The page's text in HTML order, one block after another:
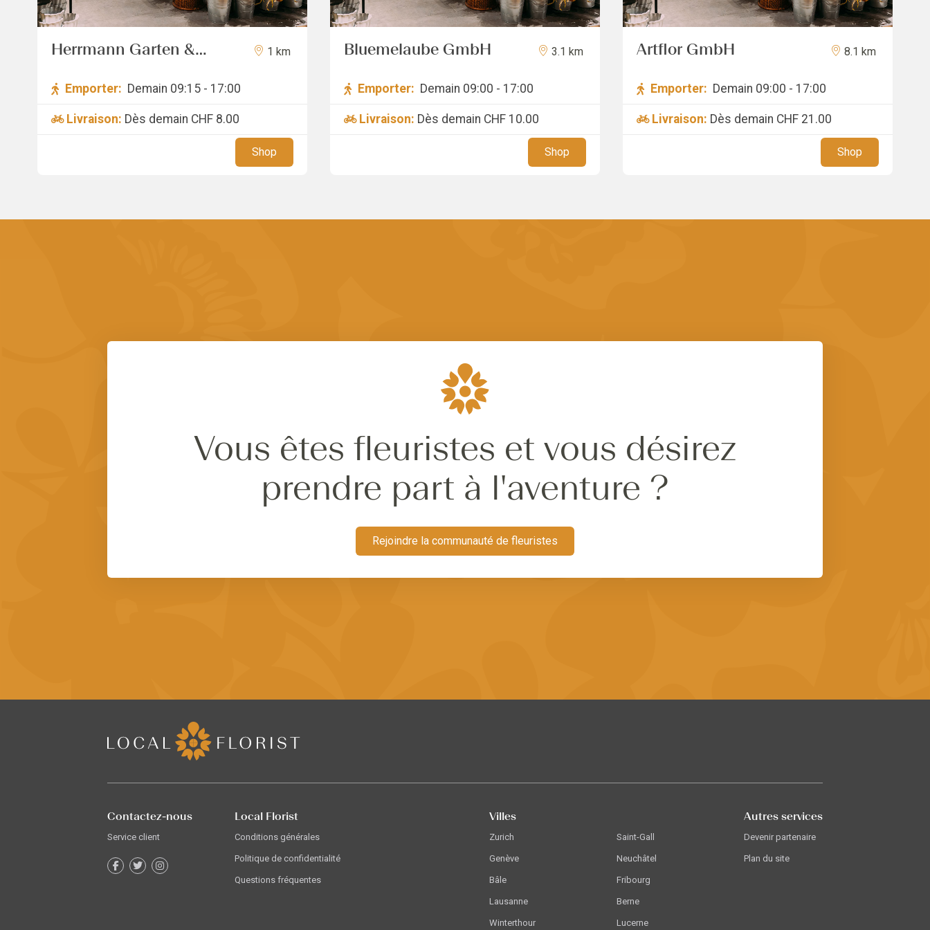
Herrmann Garten &
1 km
Emporter: Demain 09:15 - 17:00
Livraison: Dès demain CHF 8.00
Shop
Bluemelaube GmbH 3.1 km
Emporter: Demain 09:00 - 17:00
Livraison: Dès demain CHF 10.00
Shop
Artflor GmbH 8.1 km
Emporter: Demain 09:00 - 17:00
Livraison: Dès demain CHF 21.00
Shop
Vous êtes fleuristes et vous désirez
prendre part à l'aventure ?
Rejoindre la communauté de fleuristes
Contactez-nous
Service client
Local Florist
Conditions générales
Politique de confidentialité
Questions fréquentes
Villes
Zurich
Genève
Bâle
Lausanne
Winterthour
Saint-Gall
Neuchâtel
Fribourg
Berne
Lucerne
Autres services
Devenir partenaire
Plan du site